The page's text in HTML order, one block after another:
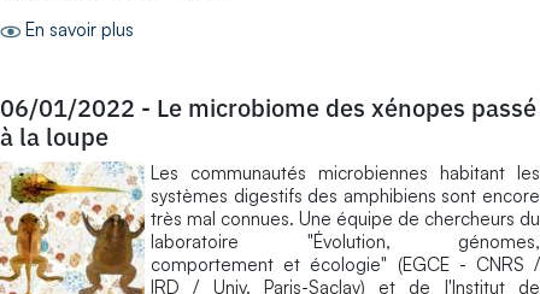
En savoir plus
06/01/2022 - Le microbiome des xénopes passé
à la loupe
Les communautés microbiennes habitant les
systèmes digestifs des amphibiens sont encore
très mal connues. Une équipe de chercheurs du
laboratoire "Évolution, génomes,
comportement et écologie" (EGCE - CNRS /
IRD / Univ. Paris-Saclay) et de l'Institut de